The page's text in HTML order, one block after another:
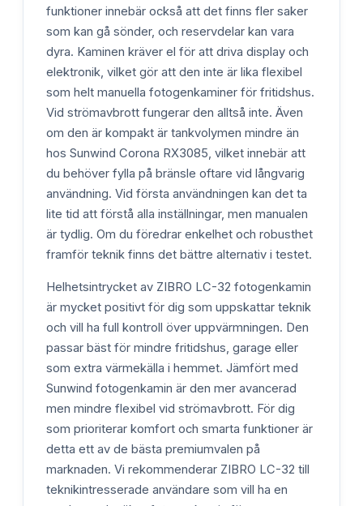
funktioner innebär också att det finns fler saker
som kan gå sönder, och reservdelar kan vara
dyra. Kaminen kräver el för att driva display och
elektronik, vilket gör att den inte är lika flexibel
som helt manuella fotogenkaminer för fritidshus.
Vid strömavbrott fungerar den alltså inte. Även
om den är kompakt är tankvolymen mindre än
hos Sunwind Corona RX3085, vilket innebär att
du behöver fylla på bränsle oftare vid långvarig
användning. Vid första användningen kan det ta
lite tid att förstå alla inställningar, men manualen
är tydlig. Om du föredrar enkelhet och robusthet
framför teknik finns det bättre alternativ i testet.
Helhetsintrycket av ZIBRO LC-32 fotogenkamin
är mycket positivt för dig som uppskattar teknik
och vill ha full kontroll över uppvärmningen. Den
passar bäst för mindre fritidshus, garage eller
som extra värmekälla i hemmet. Jämfört med
Sunwind fotogenkamin är den mer avancerad
men mindre flexibel vid strömavbrott. För dig
som prioriterar komfort och smarta funktioner är
detta ett av de bästa premiumvalen på
marknaden. Vi rekommenderar ZIBRO LC-32 till
teknikintresserade användare som vill ha en